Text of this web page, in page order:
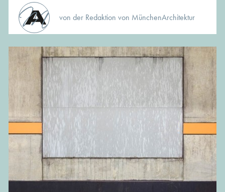
von der Redaktion von MünchenArchitektur